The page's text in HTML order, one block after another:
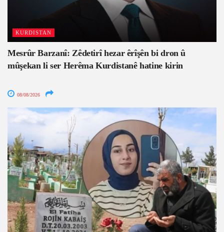
KURDISTAN
Mesrûr Barzanî: Zêdetirî hezar êrîşên bi dron û
mûşekan li ser Herêma Kurdistanê hatine kirin
08/08/2026